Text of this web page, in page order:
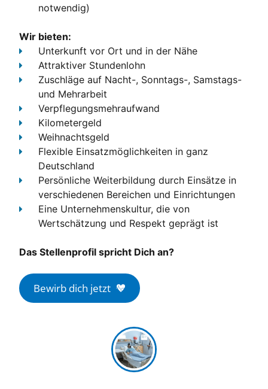
notwendig)
Wir bieten:
Unterkunft vor Ort und in der Nähe
Attraktiver Stundenlohn
Zuschläge auf Nacht-, Sonntags-, Samstags-
und Mehrarbeit
Verpflegungsmehraufwand
Kilometergeld
Weihnachtsgeld
Flexible Einsatzmöglichkeiten in ganz
Deutschland
Persönliche Weiterbildung durch Einsätze in
verschiedenen Bereichen und Einrichtungen
Eine Unternehmenskultur, die von
Wertschätzung und Respekt geprägt ist
Das Stellenprofil spricht Dich an?
Bewirb dich jetzt